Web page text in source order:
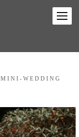
MINI-WEDDING